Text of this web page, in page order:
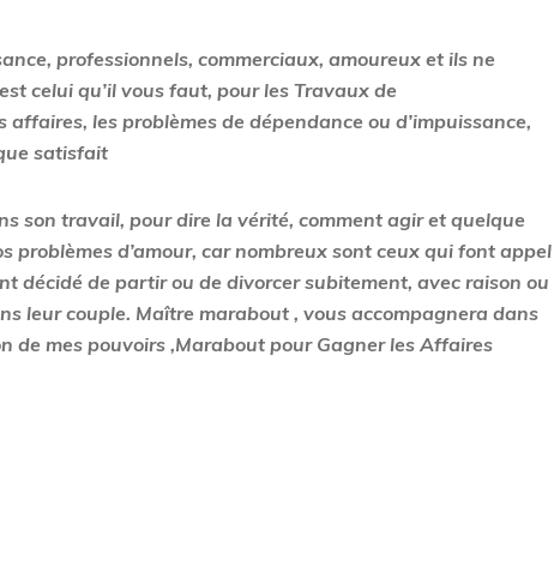
professionnels, commerciaux, amoureux et ils ne
celui qu’il vous faut, pour les Travaux de
les problèmes de dépendance ou d’impuissance,
satisfait
son travail, pour dire la vérité, comment agir et quelque
problèmes d’amour, car nombreux sont ceux qui font appel
décidé de partir ou de divorcer subitement, avec raison ou
leur couple. Maître marabout , vous accompagnera dans
de mes pouvoirs ,Marabout pour Gagner les Affaires